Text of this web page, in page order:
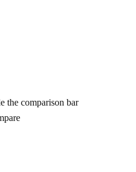
the comparison bar